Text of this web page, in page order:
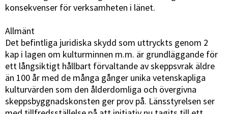
konsekvenser för verksamheten i länet.
Allmänt
Det befintliga juridiska skydd som uttryckts genom 2
kap i lagen om kulturminnen m.m. är grundläggande för
ett långsiktigt hållbart förvaltande av skeppsvrak äldre
än 100 år med de många gånger unika vetenskapliga
kulturvärden som den ålderdomliga och övergivna
skeppsbyggnadskonsten ger prov på. Länsstyrelsen ser